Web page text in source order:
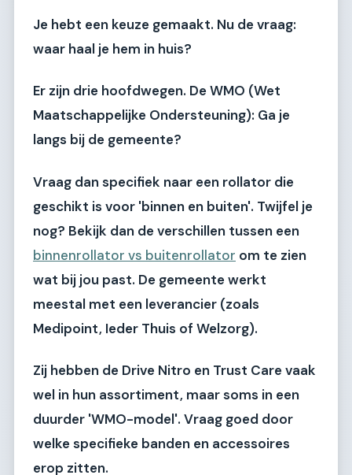
Je hebt een keuze gemaakt. Nu de vraag:
waar haal je hem in huis?
Er zijn drie hoofdwegen. De WMO (Wet
Maatschappelijke Ondersteuning): Ga je
langs bij de gemeente?
Vraag dan specifiek naar een rollator die
geschikt is voor 'binnen en buiten'. Twijfel je
nog? Bekijk dan de verschillen tussen een
binnenrollator vs buitenrollator om te zien
wat bij jou past. De gemeente werkt
meestal met een leverancier (zoals
Medipoint, Ieder Thuis of Welzorg).
Zij hebben de Drive Nitro en Trust Care vaak
wel in hun assortiment, maar soms in een
duurder 'WMO-model'. Vraag goed door
welke specifieke banden en accessoires
erop zitten.